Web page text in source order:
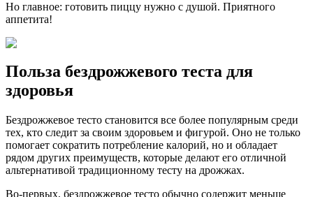
Но главное: готовить пиццу нужно с душой. Приятного
аппетита!
Польза бездрожжевого теста для
здоровья
Бездрожжевое тесто становится все более популярным среди
тех, кто следит за своим здоровьем и фигурой. Оно не только
помогает сократить потребление калорий, но и обладает
рядом других преимуществ, которые делают его отличной
альтернативой традиционному тесту на дрожжах.
Во-первых, бездрожжевое тесто обычно содержит меньше